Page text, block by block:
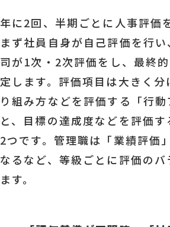
年に2回、半期ごとに人事評価
まず社員自身が自己評価を行
司が1次・2次評価をし、最終
定します。評価項目は大きく分
り組み方などを評価する「行動
と、目標の達成度などを評価
2つです。管理職は「業績評価
なるなど、等級ごとに評価の
ます。